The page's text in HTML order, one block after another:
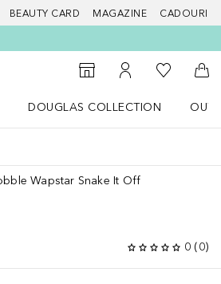
BEAUTY CARD MAGAZINE CADOURI
Către Găsire magazin
Către Contul meu
Către
DOUGLAS COLLECTION
Wapstar Snake It Off
0 (0)